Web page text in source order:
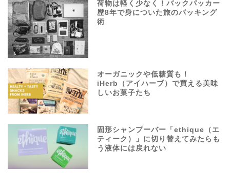
荷物は軽く少なく！バックパッカー
歴8年で身についた旅のパッキング
術
オーガニックや低糖質も！
iHerb（アイハーブ）で買える美味
しいお菓子たち
固形シャンプーバー「ethique（エ
ティーク）」に切り替えてみたらも
う液体には戻れない